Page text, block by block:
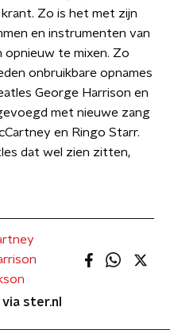
Zo is het met zijn
en instrumenten van
opnieuw te mixen. Zo
onbruikbare opnames
George Harrison en
met nieuwe zang
en Ringo Starr.
dat wel zien zitten,
ster.nl